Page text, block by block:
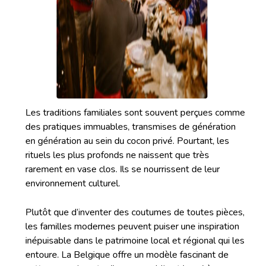
Les traditions familiales sont souvent perçues comme
des pratiques immuables, transmises de génération
en génération au sein du cocon privé. Pourtant, les
rituels les plus profonds ne naissent que très
rarement en vase clos. Ils se nourrissent de leur
environnement culturel.
Plutôt que d’inventer des coutumes de toutes pièces,
les familles modernes peuvent puiser une inspiration
inépuisable dans le patrimoine local et régional qui les
entoure. La Belgique offre un modèle fascinant de